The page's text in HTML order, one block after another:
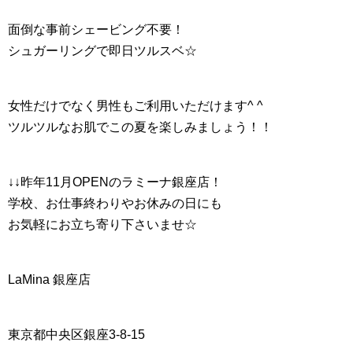
面倒な事前シェービング不要！
シュガーリングで即日ツルスベ☆
女性だけでなく男性もご利用いただけます^ ^
ツルツルなお肌でこの夏を楽しみましょう！！
↓↓昨年11月OPENのラミーナ銀座店！
学校、お仕事終わりやお休みの日にも
お気軽にお立ち寄り下さいませ☆
LaMina 銀座店
東京都中央区銀座3-8-15